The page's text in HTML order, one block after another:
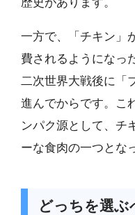
一方で、「チキン」
費されるようになっ
二次世界大戦後に「
進んでからです。こ
ンパク源として、チ
ーな食肉の一つとな
どっちを選ぶ